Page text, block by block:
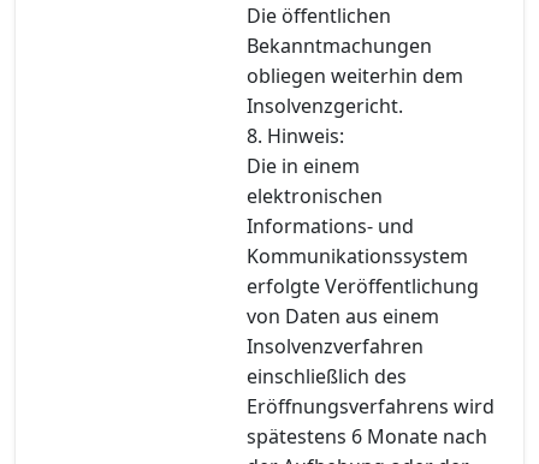
Die öffentlichen
Bekanntmachungen
obliegen weiterhin dem
Insolvenzgericht.
8. Hinweis:
Die in einem
elektronischen
Informations- und
Kommunikationssystem
erfolgte Veröffentlichung
von Daten aus einem
Insolvenzverfahren
einschließlich des
Eröffnungsverfahrens wird
spätestens 6 Monate nach